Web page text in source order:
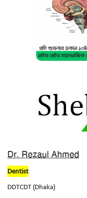
Dr. Rezaul Ahmed
Dentist
DDTCDT (Dhaka)